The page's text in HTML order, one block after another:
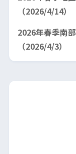
（2026/4/14）
2026年春季南
（2026/4/3）